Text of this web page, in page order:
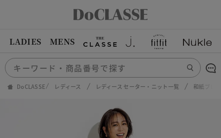
LADIES MENS
DoCLASSE レディース レディース セーター・ニット一覧 和紙ブレ